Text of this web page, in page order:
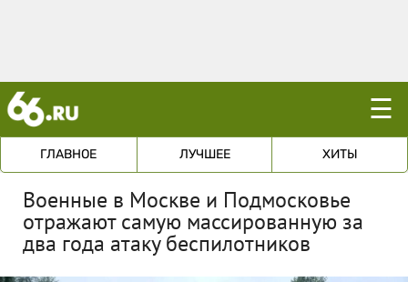
☰
ГЛАВНОЕ ЛУЧШЕЕ ХИТЫ
Военные в Москве и Подмосковье
отражают самую массированную за
два года атаку беспилотников